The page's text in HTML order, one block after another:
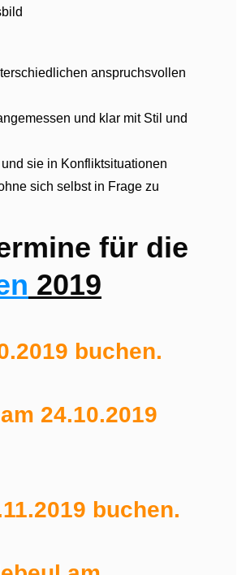
anspruchsvollen
und klar mit Stil und
sie in Konfliktsituationen
sich selbst in Frage zu
für die
2019
buchen.
24.10.2019
buchen.